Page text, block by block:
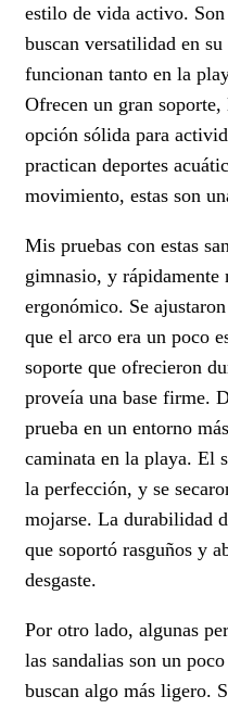
estilo de vida activo. Son
buscan versatilidad en
funcionan tanto en la
Ofrecen un gran
opción sólida para
practican deportes
movimiento, estas son
Mis pruebas con estas
gimnasio, y rápidamente
ergonómico. Se
que el arco era un poco
soporte que ofrecieron
proveía una base firme.
prueba en un entorno
caminata en la playa. El
la perfección, y se
mojarse. La durabilidad
que soportó rasguños y
desgaste.
Por otro lado, algunas
las sandalias son un
buscan algo más ligero.